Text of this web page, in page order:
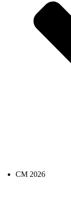
CM 2026